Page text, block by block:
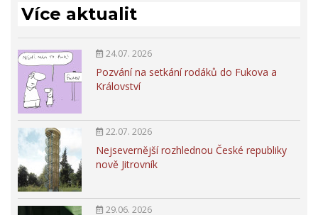
Více aktualit
24.07. 2026
Pozvání na setkání rodáků do Fukova a
Království
22.07. 2026
Nejsevernější rozhlednou České republiky
nově Jitrovník
29.06. 2026